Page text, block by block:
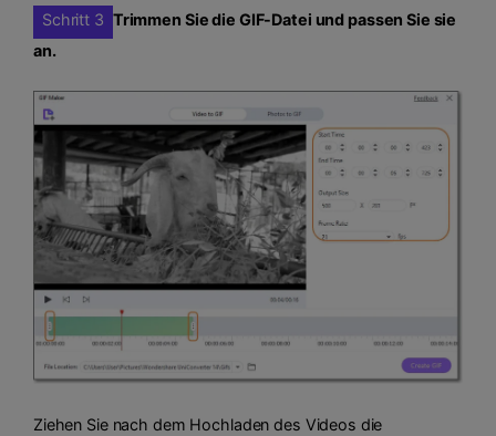
Schritt 3 Trimmen Sie die GIF-Datei und passen Sie sie
an.
Ziehen Sie nach dem Hochladen des Videos die